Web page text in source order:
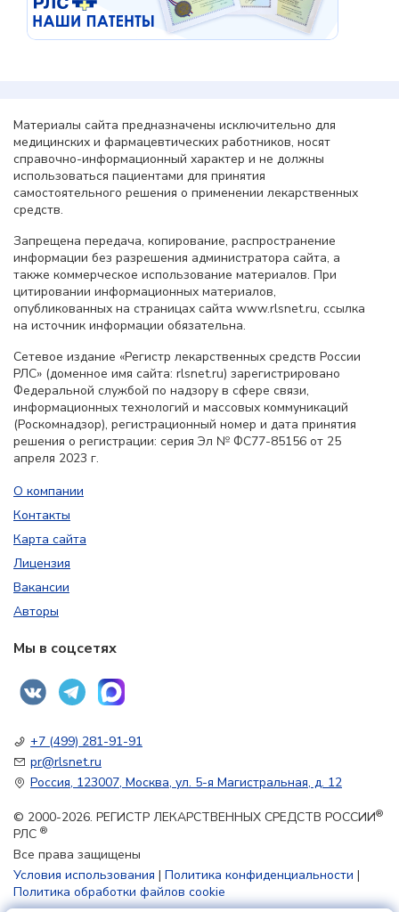
Материалы сайта предназначены исключительно для
медицинских и фармацевтических работников, носят
справочно-информационный характер и не должны
использоваться пациентами для принятия
самостоятельного решения о применении лекарственных
средств.
Запрещена передача, копирование, распространение
информации без разрешения администратора сайта, а
также коммерческое использование материалов. При
цитировании информационных материалов,
опубликованных на страницах сайта www.rlsnet.ru, ссылка
на источник информации обязательна.
Сетевое издание «Регистр лекарственных средств России
РЛС» (доменное имя сайта: rlsnet.ru) зарегистрировано
Федеральной службой по надзору в сфере связи,
информационных технологий и массовых коммуникаций
(Роскомнадзор), регистрационный номер и дата принятия
решения о регистрации: серия Эл № ФС77-85156 от 25
апреля 2023 г.
О компании
Контакты
Карта сайта
Лицензия
Вакансии
Авторы
Мы в соцсетях
+7 (499) 281-91-91
pr@rlsnet.ru
Россия, 123007, Москва, ул. 5-я Магистральная, д. 12
© 2000-2026. РЕГИСТР ЛЕКАРСТВЕННЫХ СРЕДСТВ РОССИИ®
РЛС ®
Все права защищены
Условия использования | Политика конфиденциальности |
Политика обработки файлов cookie